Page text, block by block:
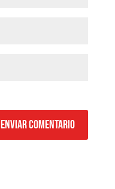
Enviar comentario